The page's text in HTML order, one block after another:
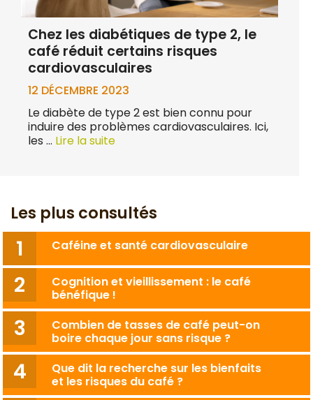
Chez les diabétiques de type 2, le
café réduit certains risques
cardiovasculaires
12 DÉCEMBRE 2023
Le diabète de type 2 est bien connu pour
induire des problèmes cardiovasculaires. Ici,
les … Lire la suite
Les plus consultés
Caféine et santé cardiovasculaire
Cognition et vieillissement : le café
bénéfique !
Combien de tasses de café peut-on
boire chaque jour sans risque ?
Que dit la recherche sur les bienfaits
et les risques du café ?